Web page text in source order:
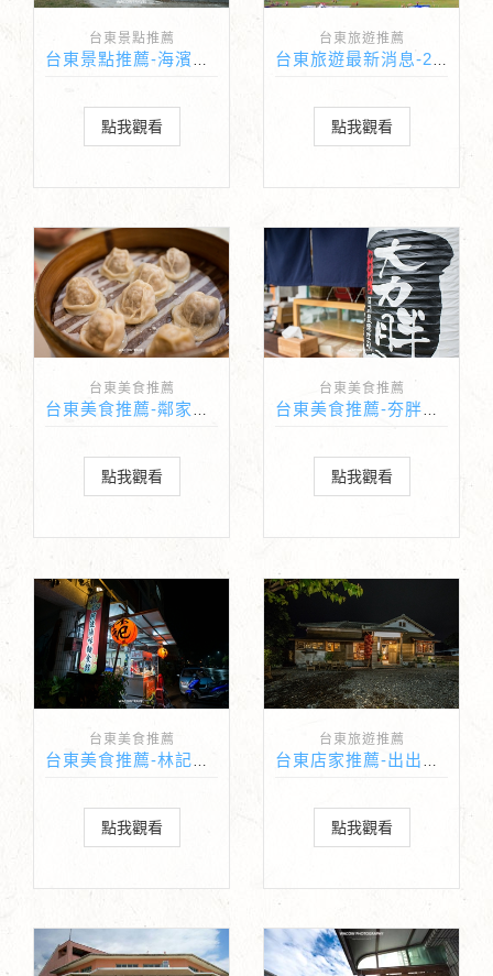
台東景點推薦
點我觀看
台東旅遊推薦
點我觀看
台東美食推薦
台東美食推薦-鄰家蒸餃
點我觀看
台東美食推薦
台東美食推薦-夯胖台東舊站店
點我觀看
台東美食推薦
點我觀看
台東旅遊推薦
點我觀看